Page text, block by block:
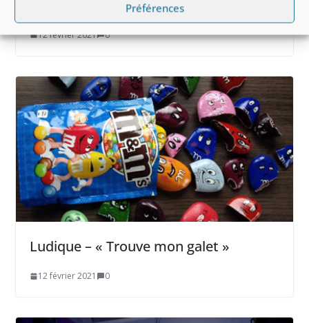
Préférences
12 février 2021 0
Ludique – « Trouve mon galet »
12 février 2021 0